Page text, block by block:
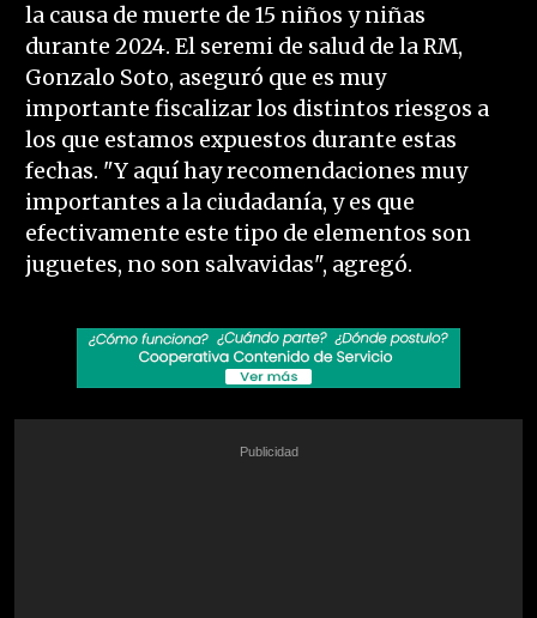
la causa de muerte de 15 niños y niñas
durante 2024. El seremi de salud de la RM,
Gonzalo Soto, aseguró que es muy
importante fiscalizar los distintos riesgos a
los que estamos expuestos durante estas
fechas. "Y aquí hay recomendaciones muy
importantes a la ciudadanía, y es que
efectivamente este tipo de elementos son
juguetes, no son salvavidas", agregó.